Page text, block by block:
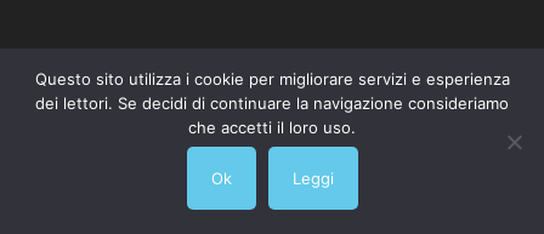
Contatti
Questo sito utilizza i cookie per migliorare servizi e esperienza
dei lettori. Se decidi di continuare la navigazione consideriamo
che accetti il loro uso.
Ok Leggi